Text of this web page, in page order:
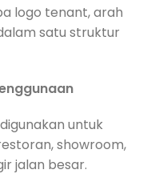
logo tenant, arah
satu struktur
untuk
showroom,
jalan besar.